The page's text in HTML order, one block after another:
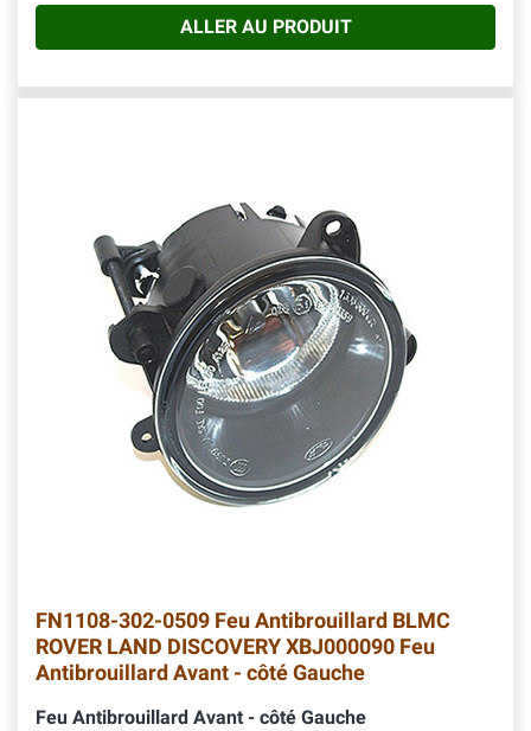
ALLER AU PRODUIT
FN1108-302-0509 Feu Antibrouillard BLMC
ROVER LAND DISCOVERY XBJ000090 Feu
Antibrouillard Avant - côté Gauche
Feu Antibrouillard Avant - côté Gauche